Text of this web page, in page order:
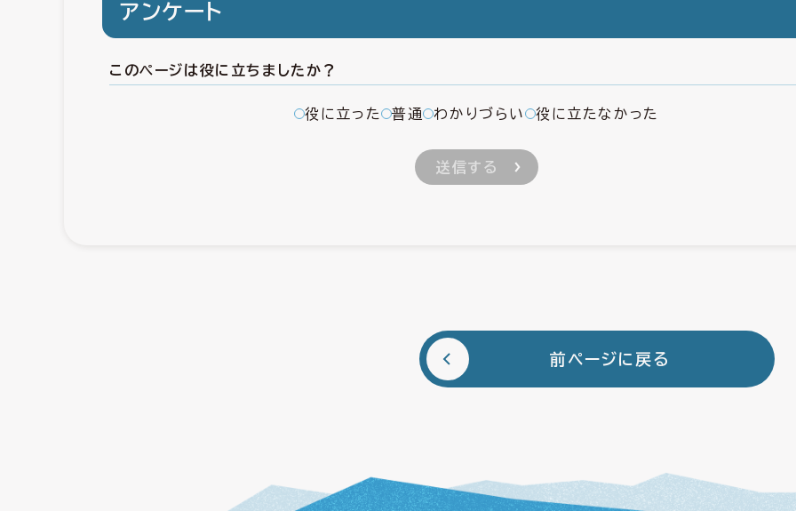
アンケート
このページは役に立ちましたか？
役に立った 普通 わかりづらい 役に立たなかった
前ページに戻る